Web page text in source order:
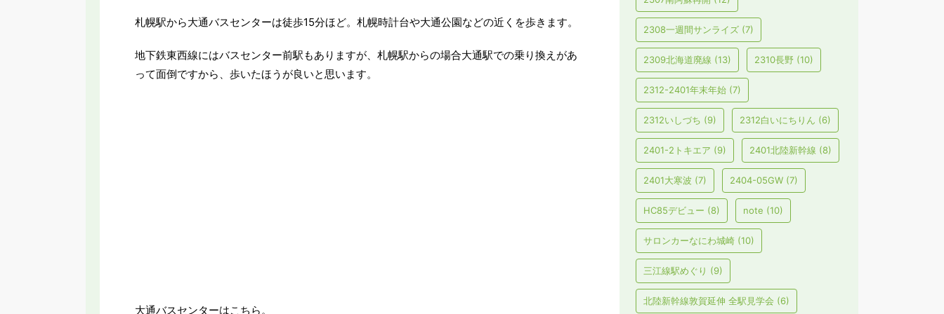
札幌駅から大通バスセンターは徒歩15分ほど。札幌時計台や大通公園などの近くを歩きます。
地下鉄東西線にはバスセンター前駅もありますが、札幌駅からの場合大通駅での乗り換えがあ
って面倒ですから、歩いたほうが良いと思います。
大通バスセンターはこちら。
2308一週間サンライズ (7)
2309北海道廃線 (13) 2310長野 (10)
2312-2401年末年始 (7)
2312いしづち (9) 2312白いにちりん (6)
2401-2トキエア (9) 2401北陸新幹線 (8)
2401大寒波 (7) 2404-05GW (7)
HC85デビュー (8) note (10)
サロンカーなにわ城崎 (10)
三江線駅めぐり (9)
北陸新幹線敦賀延伸 全駅見学会 (6)